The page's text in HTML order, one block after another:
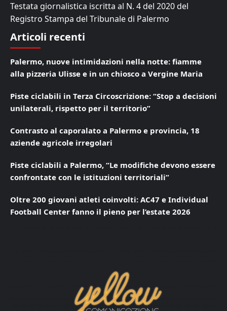
Testata giornalistica iscritta al N. 4 del 2020 del
Registro Stampa del Tribunale di Palermo
Articoli recenti
Palermo, nuove intimidazioni nella notte: fiamme
alla pizzeria Ulisse e in un chiosco a Vergine Maria
Piste ciclabili in Terza Circoscrizione: “Stop a decisioni
unilaterali, rispetto per il territorio”
Contrasto al caporalato a Palermo e provincia, 18
aziende agricole irregolari
Piste ciclabili a Palermo, “Le modifiche devono essere
confrontate con le istituzioni territoriali”
Oltre 200 giovani atleti coinvolti: AC47 e Individual
Football Center fanno il pieno per l’estate 2026